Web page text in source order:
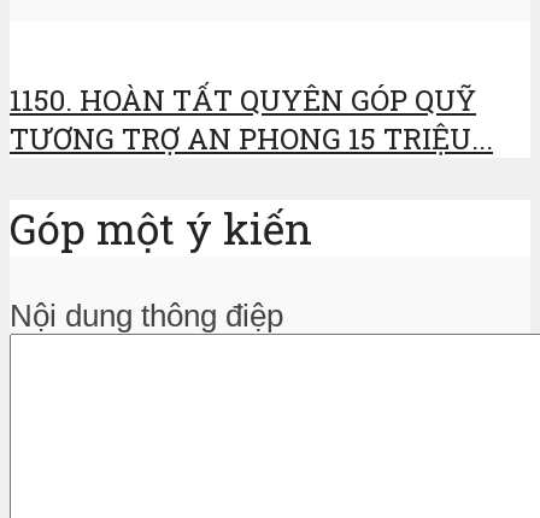
1150. HOÀN TẤT QUYÊN GÓP QUỸ
TƯƠNG TRỢ AN PHONG 15 TRIỆU...
Góp một ý kiến
Nội dung thông điệp